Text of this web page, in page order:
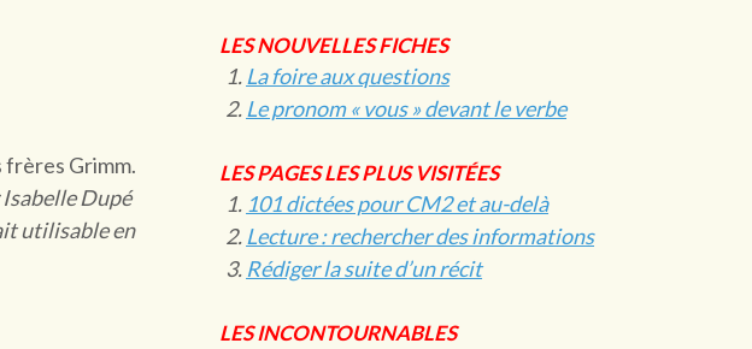
frères Grimm.
Dupé
utilisable en
LES NOUVELLES FICHES
La foire aux questions
Le pronom « vous » devant le verbe
LES PAGES LES PLUS VISITÉES
101 dictées pour CM2 et au-delà
Lecture : rechercher des informations
Rédiger la suite d’un récit
LES INCONTOURNABLES